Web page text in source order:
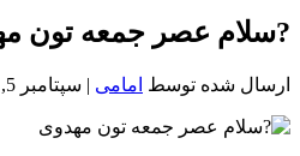
خون
شمال
?سلام عصر جمعه تون
ارسال شده توسط امامی | سپتامبر 5, 2019